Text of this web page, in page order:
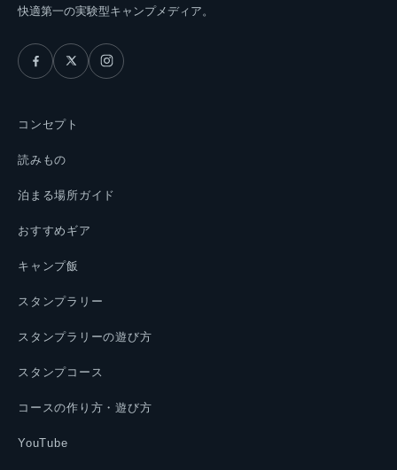
快適第一の実験型キャンプメディア。
コンセプト
読みもの
泊まる場所ガイド
おすすめギア
キャンプ飯
スタンプラリー
スタンプラリーの遊び方
スタンプコース
コースの作り方・遊び方
YouTube